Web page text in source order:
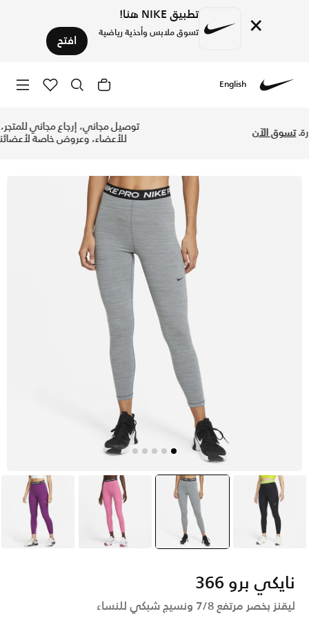
× تطبيق NIKE هنا!
تسوق ملابس وأحذية رياضية افتح
English
تسوق الآن
أسود selected
رمادي وردي
نايكي برو 366
ليقنز بخصر مرتفع 7/8 ونسيج شبكي للنساء